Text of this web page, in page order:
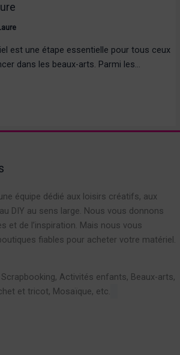
est une étape essentielle pour tous ceux
dans les beaux-arts. Parmi les…
équipe dédié aux loisirs créatifs, aux
DIY au sens large. Nous vous donnons
et de l’inspiration. Mais nous vous
fiables pour acheter votre matériel.
Scrapbooking, Activités enfants, Beaux-arts,
et tricot, Mosaïque, etc.